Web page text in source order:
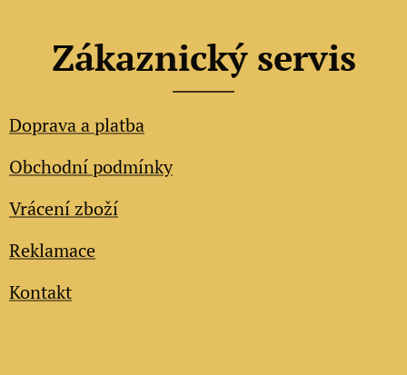
Zákaznický servis
Doprava a platba
Obchodní podmínky
Vrácení zboží
Reklamace
Kontakt